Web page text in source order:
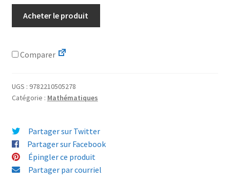
Acheter le produit
Comparer
UGS : 9782210505278
Catégorie : Mathématiques
Partager sur Twitter
Partager sur Facebook
Épingler ce produit
Partager par courriel